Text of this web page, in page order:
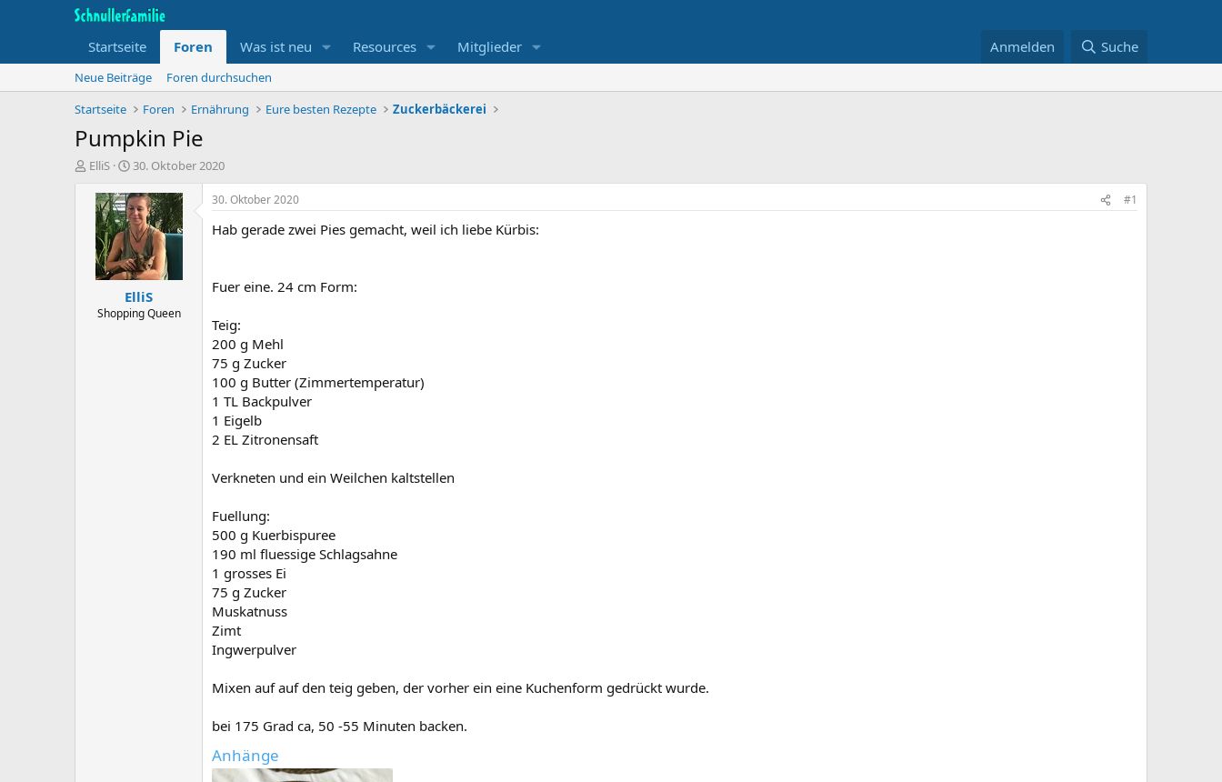
Startseite Foren Was ist neu Resources Mitglieder Anmelden Suche
Neue Beiträge
Foren durchsuchen
Startseite
Foren Ernährung Eure besten Rezepte Zuckerbäckerei
Pumpkin Pie
T
m
ElliS
B
g
i
n
n
d
a
t
u
30. Oktober 2020
ElliS
Shopping Queen
30. Oktober 2020 #1
Hab gerade zwei Pies gemacht, weil ich liebe Kürbis:
Fuer eine. 24 cm Form:
Teig:
200 g Mehl
75 g Zucker
100 g Butter (Zimmertemperatur)
1 TL Backpulver
1 Eigelb
2 EL Zitronensaft
Verkneten und ein Weilchen kaltstellen
Fuellung:
500 g Kuerbispuree
190 ml fluessige Schlagsahne
1 grosses Ei
75 g Zucker
Muskatnuss
Zimt
Ingwerpulver
Mixen auf auf den teig geben, der vorher ein eine Kuchenform gedrückt wurde.
bei 175 Grad ca, 50 -55 Minuten backen.
Anhänge